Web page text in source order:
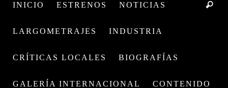
INICIO ESTRENOS NOTICIAS
LARGOMETRAJES INDUSTRIA
CRÍTICAS LOCALES BIOGRAFÍAS
GALERÍA INTERNACIONAL CONTENIDO